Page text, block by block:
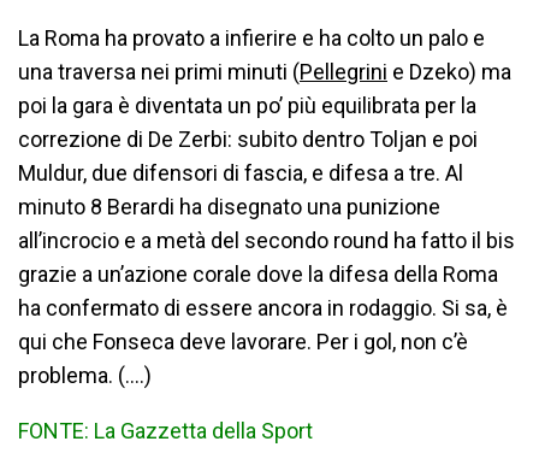
La Roma ha provato a infierire e ha colto un palo e
una traversa nei primi minuti (Pellegrini e Dzeko) ma
poi la gara è diventata un po’ più equilibrata per la
correzione di De Zerbi: subito dentro Toljan e poi
Muldur, due difensori di fascia, e difesa a tre. Al
minuto 8 Berardi ha disegnato una punizione
all’incrocio e a metà del secondo round ha fatto il bis
grazie a un’azione corale dove la difesa della Roma
ha confermato di essere ancora in rodaggio. Si sa, è
qui che Fonseca deve lavorare. Per i gol, non c’è
problema. (….)
FONTE: La Gazzetta della Sport